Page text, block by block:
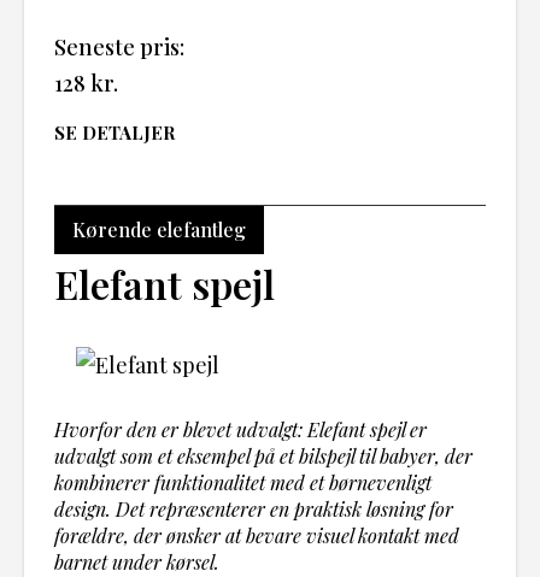
Seneste pris:
128 kr.
SE DETALJER
Kørende elefantleg
Elefant spejl
Hvorfor den er blevet udvalgt: Elefant spejl er
udvalgt som et eksempel på et bilspejl til babyer, der
kombinerer funktionalitet med et børnevenligt
design. Det repræsenterer en praktisk løsning for
forældre, der ønsker at bevare visuel kontakt med
barnet under kørsel.